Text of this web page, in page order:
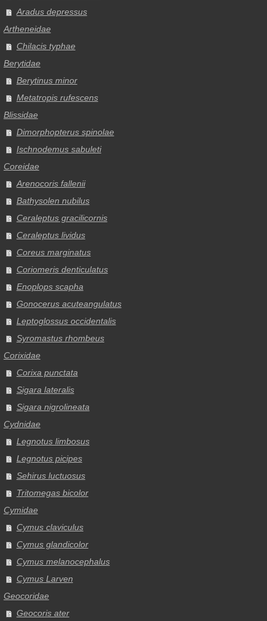
Aradus depressus
Artheneidae
Chilacis typhae
Berytidae
Berytinus minor
Metatropis rufescens
Blissidae
Dimorphopterus spinolae
Ischnodemus sabuleti
Coreidae
Arenocoris fallenii
Bathysolen nubilus
Ceraleptus gracilicornis
Ceraleptus lividus
Coreus marginatus
Coriomeris denticulatus
Enoplops scapha
Gonocerus acuteangulatus
Leptoglossus occidentalis
Syromastus rhombeus
Corixidae
Corixa punctata
Sigara lateralis
Sigara nigrolineata
Cydnidae
Legnotus limbosus
Legnotus picipes
Sehirus luctuosus
Tritomegas bicolor
Cymidae
Cymus claviculus
Cymus glandicolor
Cymus melanocephalus
Cymus Larven
Geocoridae
Geocoris ater